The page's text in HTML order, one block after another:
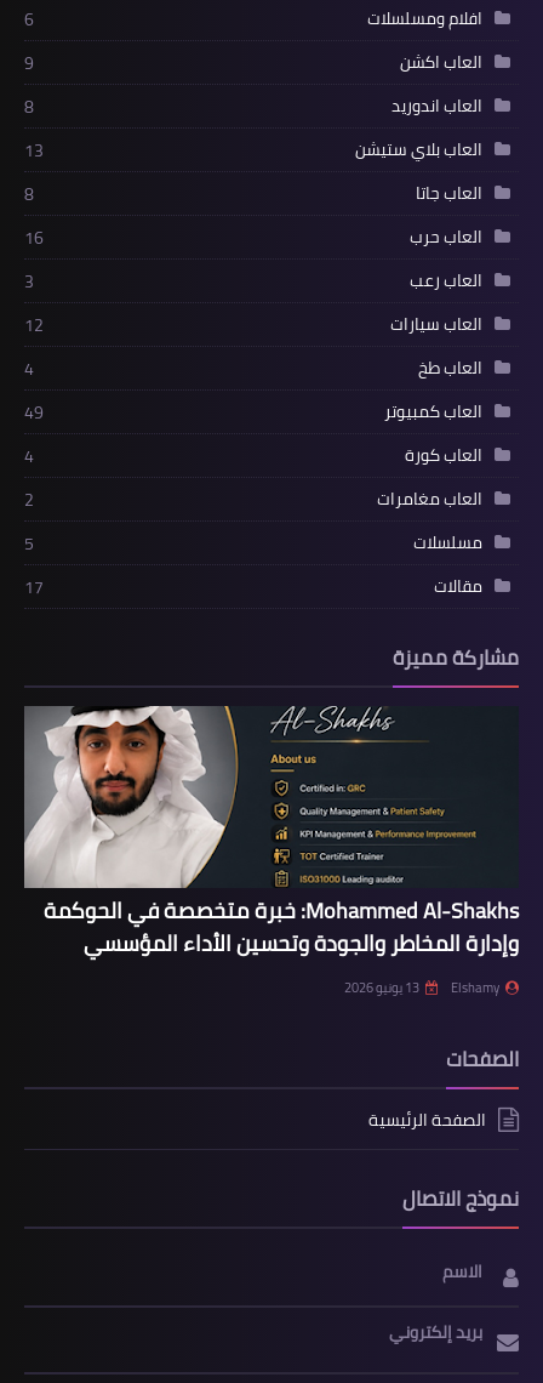
افلام ومسلسلات
6
العاب اكشن
9
العاب اندوريد
8
العاب بلاي ستيشن
13
العاب جاتا
8
العاب حرب
16
العاب رعب
3
العاب سيارات
12
العاب طخ
4
العاب كمبيوتر
49
العاب كورة
4
العاب مغامرات
2
مسلسلات
5
مقالات
17
مشاركة مميزة
Mohammed Al-Shakhs: خبرة متخصصة في الحوكمة
وإدارة المخاطر والجودة وتحسين الأداء المؤسسي
Elshamy 13 يونيو 2026
الصفحات
الصفحة الرئيسية
نموذج الاتصال
الاسم
بريد إلكتروني